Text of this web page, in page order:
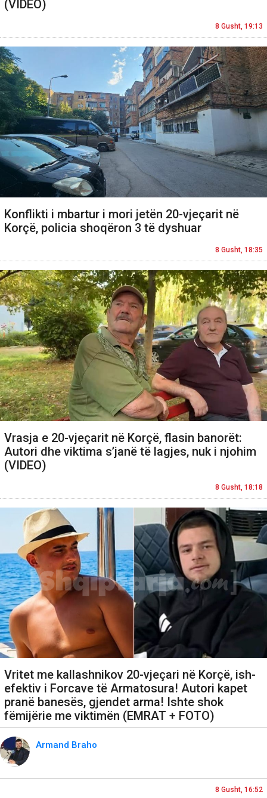
(VIDEO)
8 Gusht, 19:13
Konflikti i mbartur i mori jetën 20-vjeçarit në
Korçë, policia shoqëron 3 të dyshuar
8 Gusht, 18:35
Vrasja e 20-vjeçarit në Korçë, flasin banorët:
Autori dhe viktima s’janë të lagjes, nuk i njohim
(VIDEO)
8 Gusht, 18:18
Vritet me kallashnikov 20-vjeçari në Korçë, ish-
efektiv i Forcave të Armatosura! Autori kapet
pranë banesës, gjendet arma! Ishte shok
fëmijërie me viktimën (EMRAT + FOTO)
Armand Braho
8 Gusht, 16:52